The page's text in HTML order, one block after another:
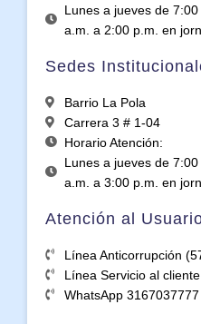
Lunes a jueves de
a.m. a 2:00 p.m. en
Sedes
Barrio La Pola
Carrera 3 # 1-04
Horario Atención:
Lunes a jueves de
a.m. a 3:00 p.m. en
Atención al
Línea Anticorrupción
Línea Servicio al
WhatsApp 3167037777